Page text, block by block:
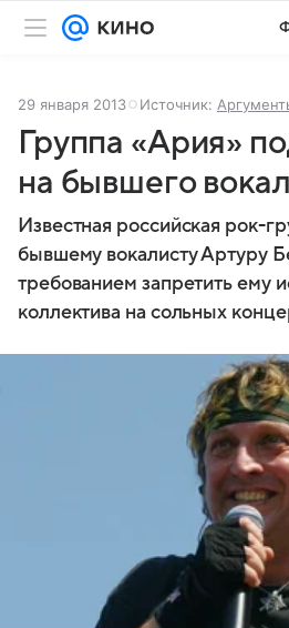
29 января 2013 Источник:
Группа «Ария»
на бывшего
Известная российская рок-
бывшему вокалисту Артуру
требованием запретить ему
коллектива на сольных